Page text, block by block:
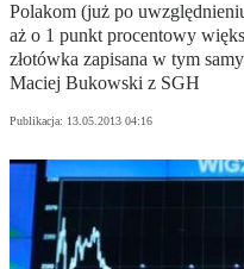
Polakom (już po
aż o 1 punkt procentowy
złotówka zapisana w tym
Maciej Bukowski z SGH
Publikacja: 13.05.2013 04:16